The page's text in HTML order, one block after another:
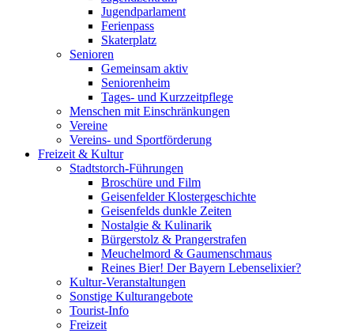
Jugendparlament
Ferienpass
Skaterplatz
Senioren
Gemeinsam aktiv
Seniorenheim
Tages- und Kurzzeitpflege
Menschen mit Einschränkungen
Vereine
Vereins- und Sportförderung
Freizeit & Kultur
Stadtstorch-Führungen
Broschüre und Film
Geisenfelder Klostergeschichte
Geisenfelds dunkle Zeiten
Nostalgie & Kulinarik
Bürgerstolz & Prangerstrafen
Meuchelmord & Gaumenschmaus
Reines Bier! Der Bayern Lebenselixier?
Kultur-Veranstaltungen
Sonstige Kulturangebote
Tourist-Info
Freizeit